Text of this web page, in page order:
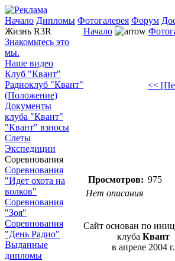
Начало Дипломы Фотогалерея Форум
Жизнь R3R
Знакомьтесь это
мы.
Наше видео
Клуб "Квант"
Радиоклуб "Квант"
(Положение)
Документы
клуба "Квант"
"Квант" взносы
Слеты
Экспедиции
Соревнования
Соревнования
"Идет охота на
волков"
Соревнования
"Зоя"
Соревнования
"День Радио"
Выданные
дипломы
Начало
<<
Просмотров: 975
Нет описания
Сайт основан по
клуба Квант
в апреле 2004 г.